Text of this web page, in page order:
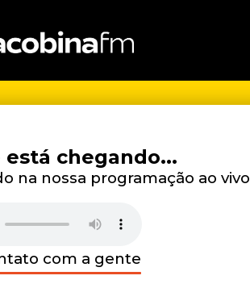
chegando...
na nossa programação ao vivo
com a gente